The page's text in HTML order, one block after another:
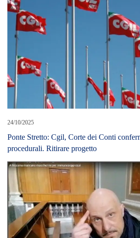
24/10/2025
Ponte Stretto: Cgil, Corte dei Conti
procedurali. Ritirare progetto